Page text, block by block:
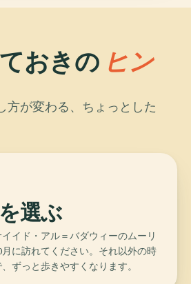
おきの ヒン
方が変わる、ちょっとした
選ぶ
イド・アル＝バダウィーのムーリ
月に訪れてください。それ以外の時
ずっと歩きやすくなります。